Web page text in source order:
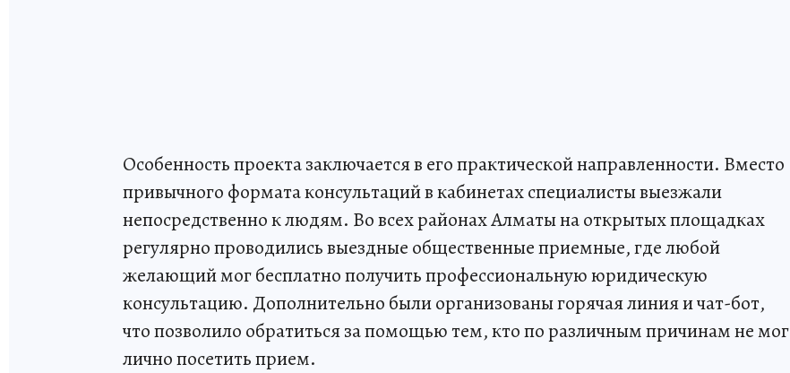
Особенность проекта заключается в его практической направленности. Вместо
привычного формата консультаций в кабинетах специалисты выезжали
непосредственно к людям. Во всех районах Алматы на открытых площадках
регулярно проводились выездные общественные приемные, где любой
желающий мог бесплатно получить профессиональную юридическую
консультацию. Дополнительно были организованы горячая линия и чат-бот,
что позволило обратиться за помощью тем, кто по различным причинам не мог
лично посетить прием.